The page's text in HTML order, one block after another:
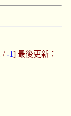
/-1] 最後更新：